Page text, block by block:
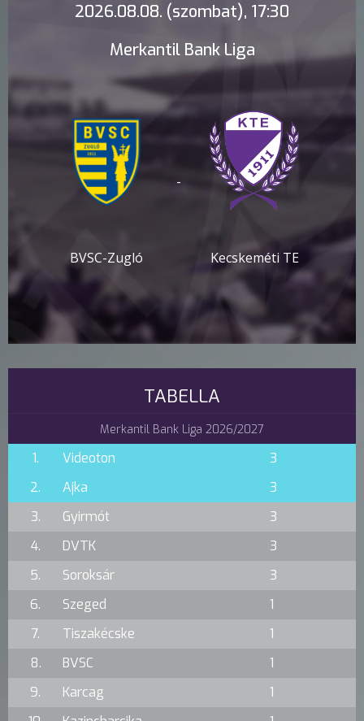
2026.08.08. (szombat), 17:30
Merkantil Bank Liga
BVSC-Zugló
-
Kecskeméti TE
TABELLA
Merkantil Bank Liga 2026/2027
1. Videoton
3
2.
Ajka
3
3.
Gyirmót
3
4.
DVTK
3
5.
Soroksár
3
6.
Szeged
1
7.
Tiszakécske
1
8.
BVSC
1
9.
Karcag
1